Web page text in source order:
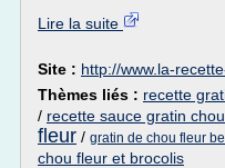
Lire la suite
Site : http://www.la-
Thèmes liés : recette
/ recette sauce gratin
fleur / gratin de chou fleur
chou fleur et brocolis